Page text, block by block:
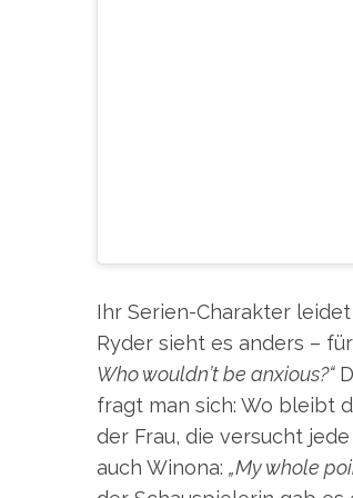
Ihr Serien-Charakter
Ryder sieht es anders –
Who wouldn’t be anxious?“
fragt man sich: Wo bleibt
der Frau, die versucht
auch Winona: „My whole